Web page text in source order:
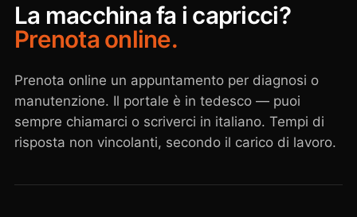
La macchina fa i capricci?
Prenota online.
Prenota online un appuntamento per diagnosi o
manutenzione. Il portale è in tedesco — puoi
sempre chiamarci o scriverci in italiano. Tempi di
risposta non vincolanti, secondo il carico di lavoro.